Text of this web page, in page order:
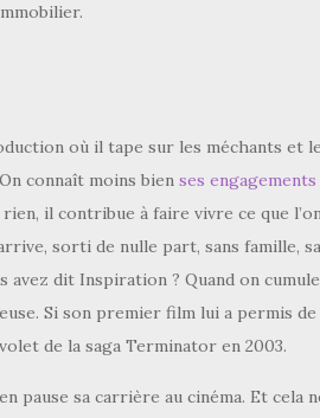
où il tape sur les méchants et
connaît moins bien ses
il contribue à faire vivre ce que
sorti de nulle part, sans famille,
dit Inspiration ? Quand on
Si son premier film lui a permis
de la saga Terminator en 2003.
pause sa carrière au cinéma. Et cela